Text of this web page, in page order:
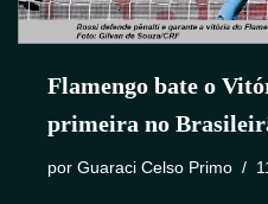
Flamengo bate o
primeira no
por Guaraci Celso Primo